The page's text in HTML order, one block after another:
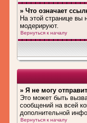
» Что означает
На этой странице вы
модерируют.
Вернуться к началу
» Я не могу
Это может быть
сообщений на всей
дополнительной
Вернуться к началу